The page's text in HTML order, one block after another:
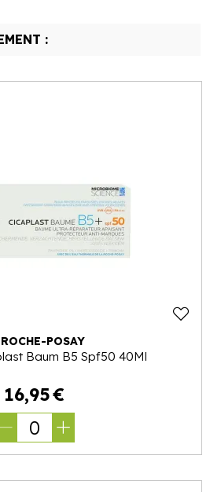
:
POSAY
Baum B5 Spf50 40Ml
16,95€
0